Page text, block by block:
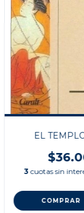
EL
3 cuotas sin